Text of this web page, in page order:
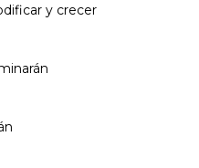
y crecer